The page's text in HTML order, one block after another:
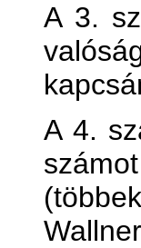
A 3.
A 4.